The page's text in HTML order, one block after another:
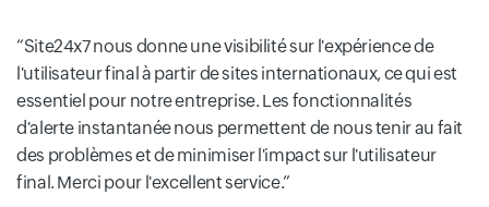
Site24x7 nous donne une visibilité sur l'expérience de
l'utilisateur final à partir de sites internationaux, ce qui est
essentiel pour notre entreprise. Les fonctionnalités
d'alerte instantanée nous permettent de nous tenir au fait
des problèmes et de minimiser l'impact sur l'utilisateur
final. Merci pour l'excellent service.